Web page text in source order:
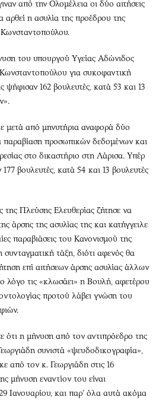
Ταξίδια
Συνταγές
Έξοδος
Media
Εκπομπές
Wine routes
Uncut
Προσφορές
Προσωπικότητες στην ''Κ''
Επιστολές
από την Ολομέλεια οι δύο αιτήσεις
αρθεί η ασυλία της προέδρου της
του υπουργού Υγείας Αδώνιδος
για συκοφαντική
162 βουλευτές, κατά 53 και 13
μετά από μηνυτήρια αναφορά δύο
παραβίαση προσωπικών δεδομένων και
στο δικαστήριο στη Λάρισα. Υπέρ
βουλευτές, κατά 54 και 13 βουλευτές
Πλεύσης Ελευθερίας ζήτησε να
άρσης της ασυλίας της και κατήγγειλε
παραβιάσεις του Κανονισμού της
τάξη, διότι αφενός θα
επί αιτήσεων άρσης ασυλίας άλλων
λόγο τις «κλωσάει» η Βουλή, αφετέρου
προτού λάβει γνώση του
ότι η μήνυση από τον αντιπρόεδρο της
συνιστά «ψευδοδικογραφία»,
από τον κ. Γεωργιάδη στις 16
μήνυση εναντίον του είναι
Ιανουαρίου, και παρ’ όλα αυτά ακόμα